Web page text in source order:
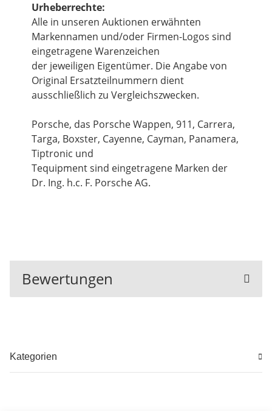
Urheberrechte:
Alle in unseren Auktionen erwähnten
Markennamen und/oder Firmen-Logos sind
eingetragene Warenzeichen
der jeweiligen Eigentümer. Die Angabe von
Original Ersatzteilnummern dient
ausschließlich zu Vergleichszwecken.
Porsche, das Porsche Wappen, 911, Carrera,
Targa, Boxster, Cayenne, Cayman, Panamera,
Tiptronic und
Tequipment sind eingetragene Marken der
Dr. Ing. h.c. F. Porsche AG.
Bewertungen
Kategorien